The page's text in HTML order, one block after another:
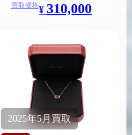
買取価格¥ 310,000
2025年5月買取